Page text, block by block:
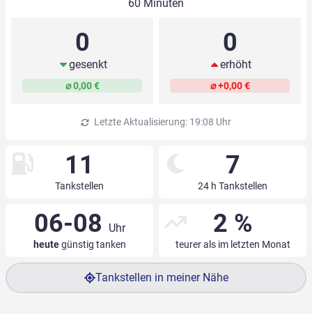
60 Minuten
0
gesenkt
⌀ 0,00 €
0
erhöht
⌀ +0,00 €
Letzte Aktualisierung: 19:08 Uhr
11
Tankstellen
7
24 h Tankstellen
06-08 Uhr
heutegünstig tanken
2 %
teurer als im letzten Monat
Tankstellen in meiner Nähe